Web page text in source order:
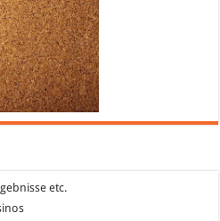
etc.